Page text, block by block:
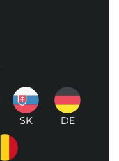
SK DE